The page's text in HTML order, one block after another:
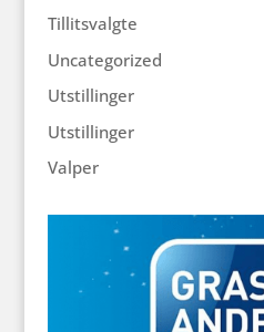
Tillitsvalgte
Uncategorized
Utstillinger
Utstillinger
Valper